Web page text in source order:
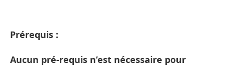
Prérequis :
Aucun pré-requis n’est nécessaire pour